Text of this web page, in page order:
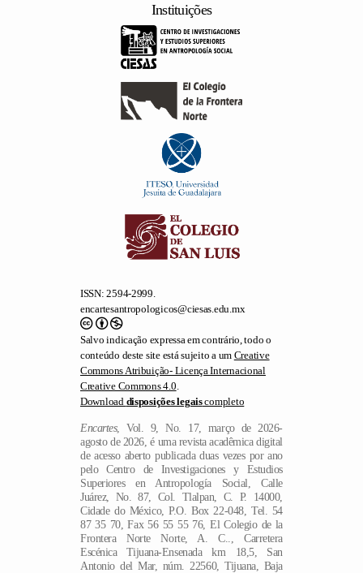
Instituições
ISSN: 2594-2999.
encartesantropologicos@ciesas.edu.mx
Salvo indicação expressa em contrário, todo o
conteúdo deste site está sujeito a um Creative
Commons Atribuição- Licença Internacional
Creative Commons 4.0.
Download disposições legaiscompleto
Encartes, Vol. 9, No. 17, março de 2026-
agosto de 2026, é uma revista acadêmica digital
de acesso aberto publicada duas vezes por ano
pelo Centro de Investigaciones y Estudios
Superiores en Antropología Social, Calle
Juárez, No. 87, Col. Tlalpan, C. P. 14000,
Cidade do México, P.O. Box 22-048, Tel. 54
87 35 70, Fax 56 55 55 76, El Colegio de la
Frontera Norte Norte, A. C.., Carretera
Escénica Tijuana-Ensenada km 18,5, San
Antonio del Mar, núm. 22560, Tijuana, Baja